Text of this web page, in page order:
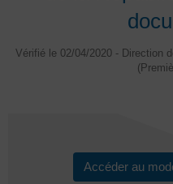
Vérifié le 02/04/2020 - Direction
Accéder au